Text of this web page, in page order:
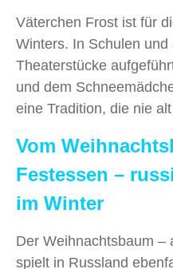
Väterchen Frost ist für
Winters. In Schulen
Theaterstücke
und dem
eine Tradition, die nie
Vom
Festessen –
im Winter
Der Weihnachtsbaum –
spielt in Russland